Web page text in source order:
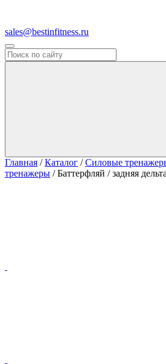
sales@bestinfitness.ru
Главная / Каталог / Силовые
тренажеры / Баттерфляй / задняя дельта